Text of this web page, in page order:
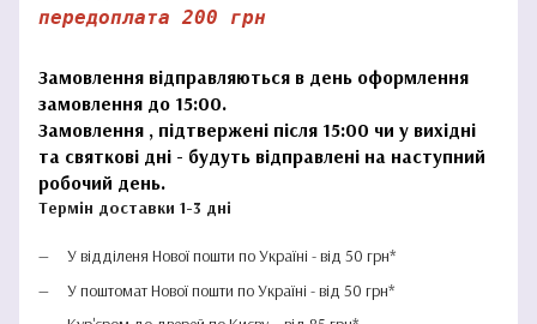
передоплата 200 грн
Замовлення відправляються в день оформлення
замовлення до 15:00.
Замовлення , підтвержені після 15:00 чи у вихідні
та святкові дні - будуть відправлені на наступний
робочий день.
Термін доставки 1-3 дні
У відділеня Нової пошти по Україні - від 50 грн*
У поштомат Нової пошти по Україні - від 50 грн*